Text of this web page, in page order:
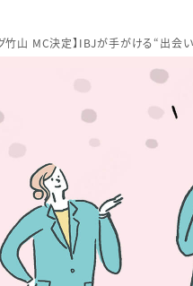
竹山 MC決定】IBJが手がける“出会